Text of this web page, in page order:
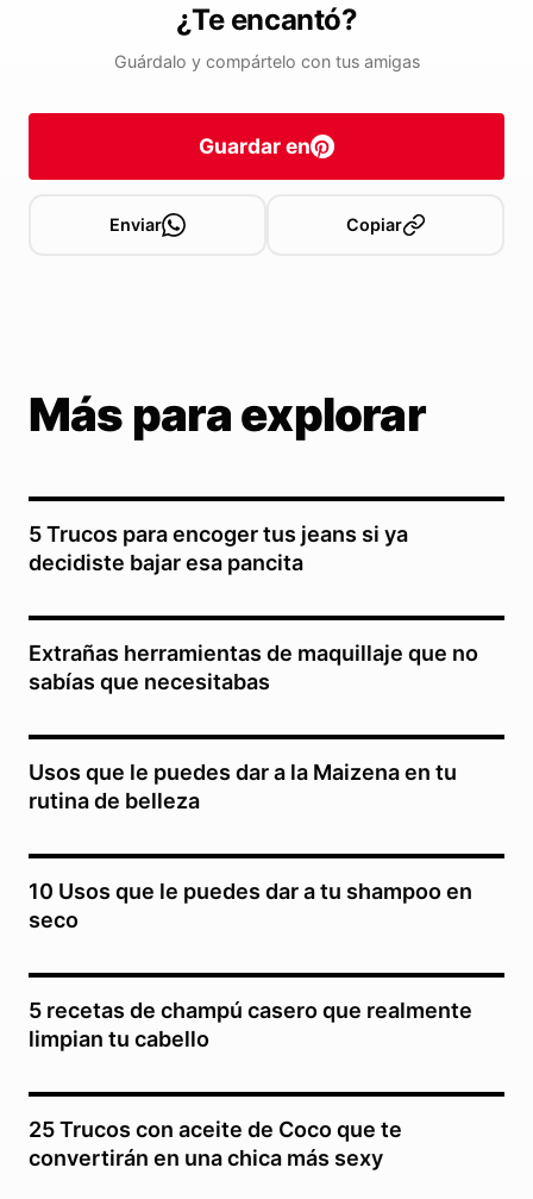
¿Te encantó?
Guárdalo y compártelo con tus amigas
Guardar en
Enviar Copiar
Más para explorar
5 Trucos para encoger tus jeans si ya
decidiste bajar esa pancita
Extrañas herramientas de maquillaje que no
sabías que necesitabas
Usos que le puedes dar a la Maizena en tu
rutina de belleza
10 Usos que le puedes dar a tu shampoo en
seco
5 recetas de champú casero que realmente
limpian tu cabello
25 Trucos con aceite de Coco que te
convertirán en una chica más sexy